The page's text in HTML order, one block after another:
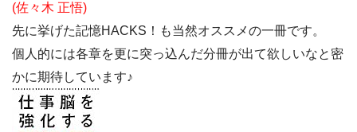
(佐々木 正悟)
先に挙げた記憶HACKS！も当然オススメの一冊です。
個人的には各章を更に突っ込んだ分冊が出て欲しいなと密
かに期待しています♪